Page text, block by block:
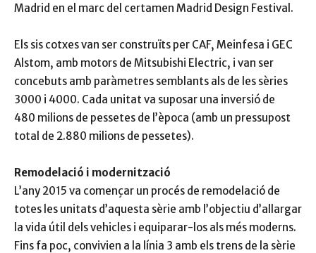
Madrid en el marc del certamen Madrid Design Festival.
Els sis cotxes van ser construïts per CAF, Meinfesa i GEC
Alstom, amb motors de Mitsubishi Electric, i van ser
concebuts amb paràmetres semblants als de les sèries
3000 i 4000. Cada unitat va suposar una inversió de
480 milions de pessetes de l’època (amb un pressupost
total de 2.880 milions de pessetes).
Remodelació i modernització
L’any 2015 va començar un procés de remodelació de
totes les unitats d’aquesta sèrie amb l’objectiu d’allargar
la vida útil dels vehicles i equiparar-los als més moderns.
Fins fa poc, convivien a la línia 3 amb els trens de la sèrie